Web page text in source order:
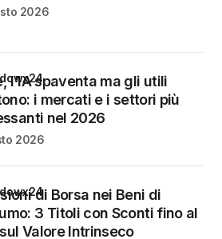
2026
l’IA spaventa ma gli utili
i mercati e i settori più
nel 2026
2026
di Borsa nei Beni di
3 Titoli con Sconti fino al
Valore Intrinseco